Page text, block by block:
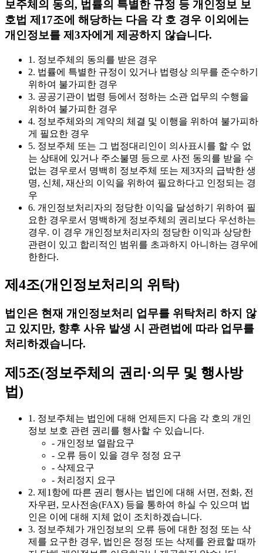
보주체의 동의, 법률의 특별한 규정 등 개인정보 보
호법 제17조에 해당하는 다음 각 호 경우 이외에는
개인정보를 제3자에게 제공하지 않습니다.
1. 정보주체의 동의를 받은 경우
2. 법률에 특별한 규정이 있거나 법령상 의무를 준수하기
위하여 불가피한 경우
3. 공공기관이 법령 등에서 정하는 소관 업무의 수행을
위하여 불가피한 경우
4. 정보주체와의 계약의 체결 및 이행을 위하여 불가피하
게 필요한 경우
5. 정보주체 또는 그 법정대리인이 의사표시를 할 수 없
는 상태에 있거나 주소불명 등으로 사전 동의를 받을 수
없는 경우로서 명백히 정보주체 또는 제3자의 급박한 생
명, 신체, 재산의 이익을 위하여 필요하다고 인정되는 경
우
6. 개인정보처리자의 정당한 이익을 달성하기 위하여 필
요한 경우로서 명백하게 정보주체의 권리보다 우선하는
경우. 이 경우 개인정보처리자의 정당한 이익과 상당한
관련이 있고 합리적인 범위를 초과하지 아니하는 경우에
한한다.
제4조(개인정보처리의 위탁)
법인은 현재 개인정보처리 업무를 위탁처리 하지 않
고 있지만, 향후 사유 발생 시 관련법에 따라 업무를
처리하겠습니다.
제5조(정보주체의 권리·의무 및 행사방
법)
1. 정보주체는 법인에 대해 언제든지 다음 각 호의 개인
정보 보호 관련 권리를 행사할 수 있습니다.
- 개인정보 열람요구
- 오류 등이 있을 경우 정정 요구
- 삭제요구
- 처리정지 요구
2. 제1항에 따른 권리 행사는 법인에 대해 서면, 전화, 전
자우편, 모사전송(FAX) 등을 통하여 하실 수 있으며 법
인은 이에 대해 지체 없이 조치하겠습니다.
3. 정보주체가 개인정보의 오류 등에 대한 정정 또는 삭
제를 요구한 경우, 법인은 정정 또는 삭제를 완료할 때까